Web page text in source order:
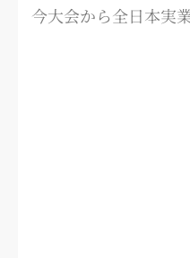
今大会から全日本実